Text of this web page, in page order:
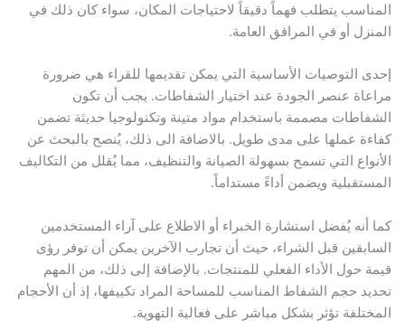
يتطلب فهماً دقيقاً لاحتياجات المكان، سواء كان ذلك في
أو في المرافق العامة.
التوصيات الأساسية التي يمكن تقديمها للقراء هي ضرورة
عنصر الجودة عند اختيار الشفاطات. يجب أن تكون
مصممة باستخدام مواد متينة وتكنولوجيا حديثة تضمن
عملها على مدى طويل. بالاضافة الى ذلك، يُنصح بالبحث عن
التي تسمح بسهولة الصيانة والتنظيف، مما يُقلل من التكاليف
ويضمن أداءً مستداماً.
يُفضل استشارة الخبراء أو الاطلاع على آراء المستخدمين
قبل الشراء، حيث أن تجارب الآخرين يمكن أن توفر رؤى
حول الأداء الفعلي للمنتجات. بالإضافة إلى ذلك، من المهم
حجم الشفاط المناسب للمساحة المراد تكييفها، إذ أن الأحجام
تؤثر بشكل مباشر على فعالية التهوية.